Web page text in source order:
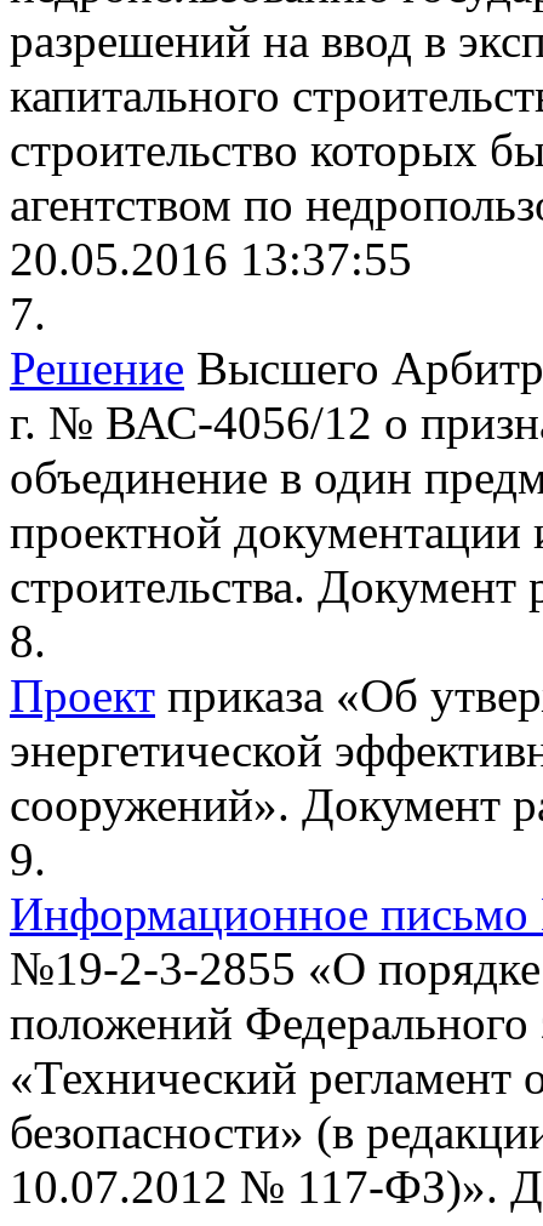
разрешений на ввод в
капитального
строительство которых
агентством по
20.05.2016 13:37:55
7.
Решение Высшего
г. № ВАС-4056/12 о
объединение в один
проектной документации
строительства. Документ
8.
Проект приказа «Об
энергетической
сооружений». Документ
9.
Информационное
№19-2-3-2855 «О
положений
«Технический регламент
безопасности» (в
10.07.2012 № 117-ФЗ)».